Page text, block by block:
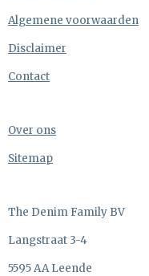
Algemene voorwaarden
Disclaimer
Contact
Over ons
Sitemap
The Denim Family BV
Langstraat 3-4
5595 AA Leende